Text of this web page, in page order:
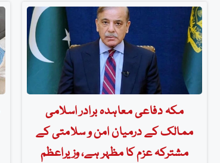
مکہ دفاعی معاہدہ برادر اسلامی
ممالک کے درمیان امن و سلامتی کے
مشترکہ عزم کا مظہر ہے، وزیراعظم